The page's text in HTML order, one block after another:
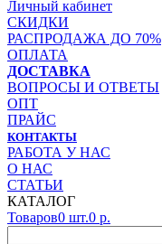
Личный кабинет
СКИДКИ
РАСПРОДАЖА ДО 70%
ОПЛАТА
ДОСТАВКА
ВОПРОСЫ И ОТВЕТЫ
ОПТ
ПРАЙС
КОНТАКТЫ
РАБОТА У НАС
О НАС
СТАТЬИ
КАТАЛОГ
Товаров0 шт.0 р.